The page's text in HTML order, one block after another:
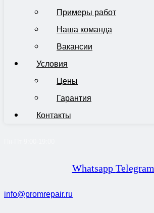
Примеры работ
Наша команда
Вакансии
Условия
Цены
Гарантия
Контакты
Whatsapp Telegram
info@promrepair.ru